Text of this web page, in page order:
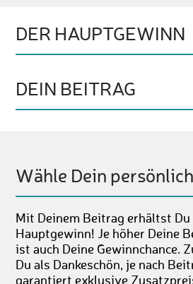
DER HAUPTGEWINN
DEIN BEITRAG
Wähle Dein
Mit Deinem Beitrag erhältst Du
Hauptgewinn! Je höher Deine
ist auch Deine Gewinnchance.
Du als Dankeschön, je nach
garantiert exklusive